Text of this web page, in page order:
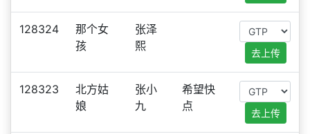
128324
那个女
孩
张泽
熙
去上传
128323
北方姑
娘
张小
九
希望快
点
去上传